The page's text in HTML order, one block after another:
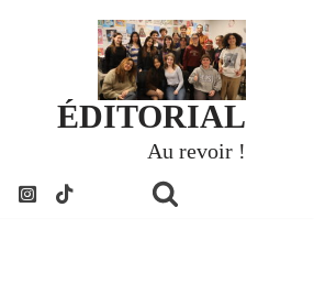
ÉDITORIAL
Au revoir !